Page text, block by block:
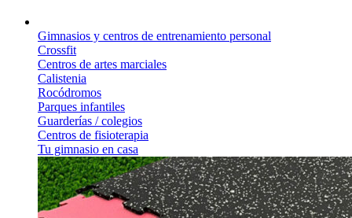
Gimnasios y centros de entrenamiento personal
Crossfit
Centros de artes marciales
Calistenia
Rocódromos
Parques infantiles
Guarderías / colegios
Centros de fisioterapia
Tu gimnasio en casa